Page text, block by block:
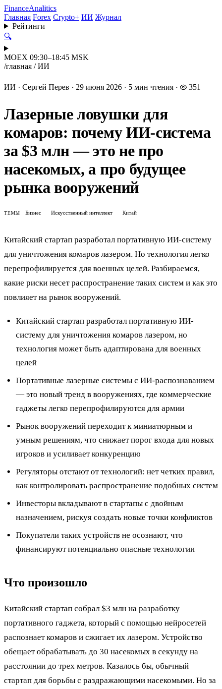
FinanceAnalitics
Главная Forex Crypto+ ИИ Журнал
Рейтинги
🔍
MOEX 09:30–18:45 MSK
/главная / ИИ
ИИ · Сергей Перев · 29 июня 2026 · 5 мин чтения · 351
Лазерные ловушки для
комаров: почему ИИ-система
за $3 млн — это не про
насекомых, а про будущее
рынка вооружений
ТЕМЫ Бизнес Искусственный интеллект Китай
Китайский стартап разработал портативную ИИ-систему
для уничтожения комаров лазером. Но технология легко
перепрофилируется для военных целей. Разбираемся,
какие риски несет распространение таких систем и как это
повлияет на рынок вооружений.
Китайский стартап разработал портативную ИИ-
систему для уничтожения комаров лазером, но
технология может быть адаптирована для военных
целей
Портативные лазерные системы с ИИ-распознаванием
— это новый тренд в вооружениях, где коммерческие
гаджеты легко перепрофилируются для армии
Рынок вооружений переходит к миниатюрным и
умным решениям, что снижает порог входа для новых
игроков и усиливает конкуренцию
Регуляторы отстают от технологий: нет четких правил,
как контролировать распространение подобных систем
Инвесторы вкладывают в стартапы с двойным
назначением, рискуя создать новые точки конфликтов
Покупатели таких устройств не осознают, что
финансируют потенциально опасные технологии
Что произошло
Китайский стартап собрал $3 млн на разработку
портативного гаджета, который с помощью нейросетей
распознает комаров и сжигает их лазером. Устройство
обещает обрабатывать до 30 насекомых в секунду на
расстоянии до трех метров. Казалось бы, обычный
стартап для борьбы с раздражающими насекомыми. Но за